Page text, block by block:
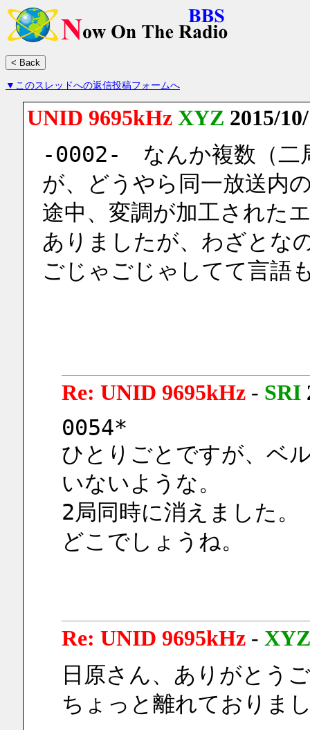
▼このスレッドへの返信投稿フォームへ
UNID 9695kHz XYZ 2015/
-0002-　なんか複数（二
が、どうやら同一放送内
途中、変調が加工された
ありましたが、わざとな
ごじゃごじゃしてて言語
Re: UNID 9695kHz- SRI
0054*
ひとりごとですが、ベ
いないような。
2局同時に消えました。
どこでしょうね。
Re: UNID 9695kHz- XYZ
日原さん、ありがとう
ちょっと離れておりま